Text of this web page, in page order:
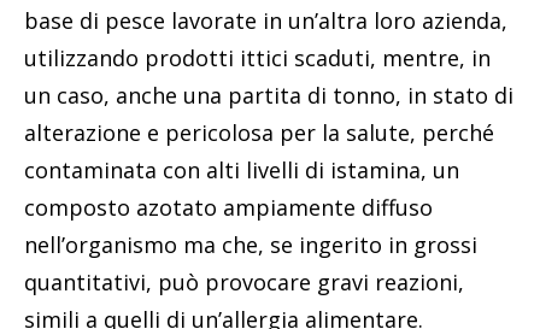
base di pesce lavorate in un’altra loro azienda,
utilizzando prodotti ittici scaduti, mentre, in
un caso, anche una partita di tonno, in stato di
alterazione e pericolosa per la salute, perché
contaminata con alti livelli di istamina, un
composto azotato ampiamente diffuso
nell’organismo ma che, se ingerito in grossi
quantitativi, può provocare gravi reazioni,
simili a quelli di un’allergia alimentare.